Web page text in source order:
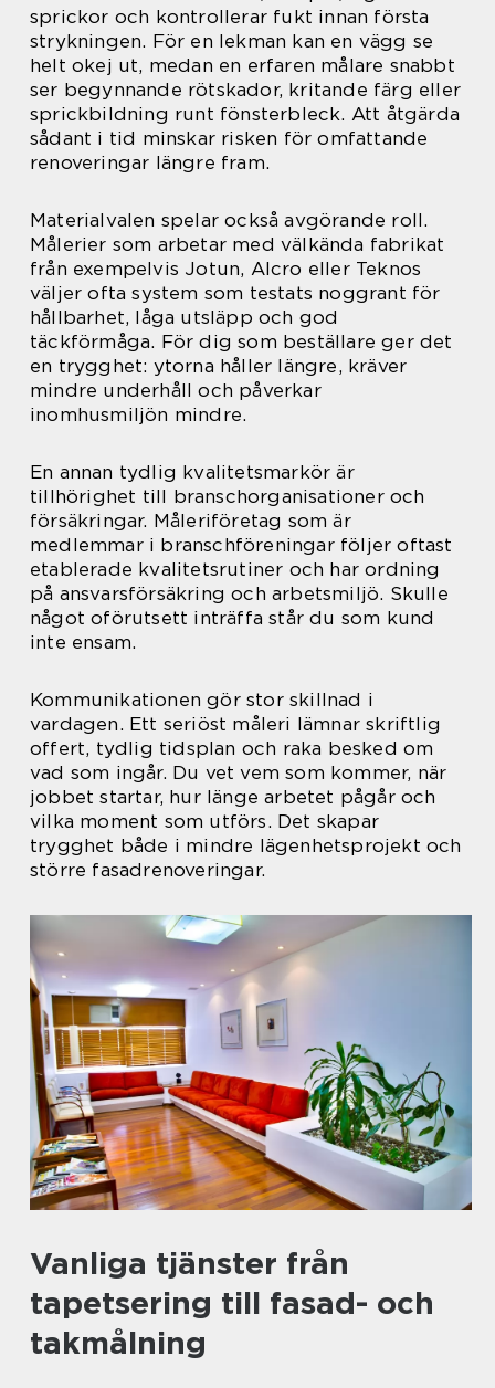
sprickor och kontrollerar fukt innan första
strykningen. För en lekman kan en vägg se
helt okej ut, medan en erfaren målare snabbt
ser begynnande rötskador, kritande färg eller
sprickbildning runt fönsterbleck. Att åtgärda
sådant i tid minskar risken för omfattande
renoveringar längre fram.
Materialvalen spelar också avgörande roll.
Målerier som arbetar med välkända fabrikat
från exempelvis Jotun, Alcro eller Teknos
väljer ofta system som testats noggrant för
hållbarhet, låga utsläpp och god
täckförmåga. För dig som beställare ger det
en trygghet: ytorna håller längre, kräver
mindre underhåll och påverkar
inomhusmiljön mindre.
En annan tydlig kvalitetsmarkör är
tillhörighet till branschorganisationer och
försäkringar. Måleriföretag som är
medlemmar i branschföreningar följer oftast
etablerade kvalitetsrutiner och har ordning
på ansvarsförsäkring och arbetsmiljö. Skulle
något oförutsett inträffa står du som kund
inte ensam.
Kommunikationen gör stor skillnad i
vardagen. Ett seriöst måleri lämnar skriftlig
offert, tydlig tidsplan och raka besked om
vad som ingår. Du vet vem som kommer, när
jobbet startar, hur länge arbetet pågår och
vilka moment som utförs. Det skapar
trygghet både i mindre lägenhetsprojekt och
större fasadrenoveringar.
Vanliga tjänster från
tapetsering till fasad- och
takmålning